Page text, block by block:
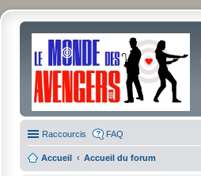
Raccourcis FAQ
Accueil Accueil du forum